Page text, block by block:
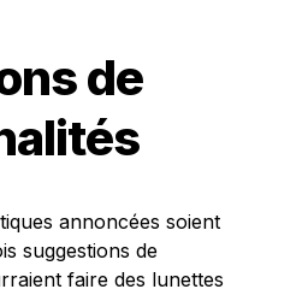
de
annoncées soient
suggestions de
faire des lunettes